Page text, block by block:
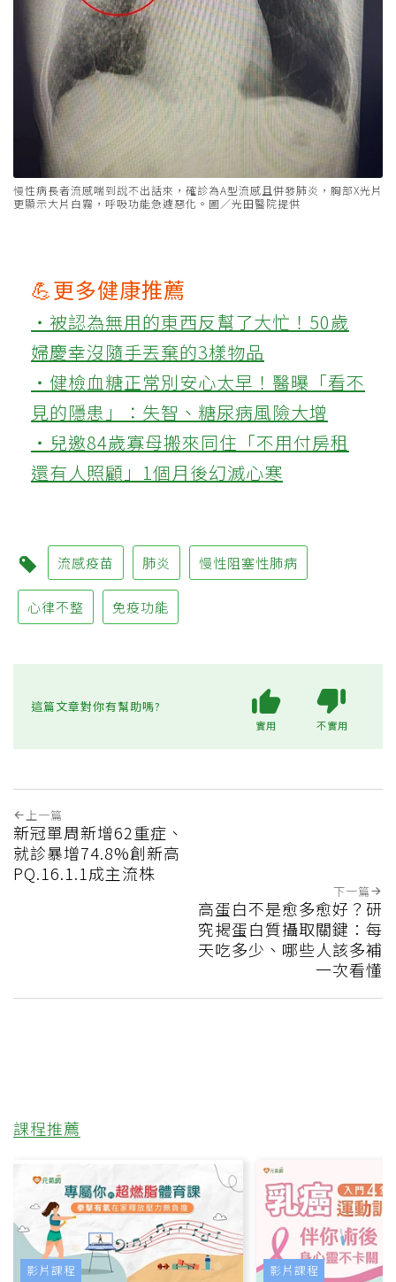
慢性病長者流感喘到說不出話來，確診為A型流感且併發肺炎，胸部X光片
更顯示大片白霧，呼吸功能急遽惡化。圖／光田醫院提供
💪更多健康推薦
‧被認為無用的東西反幫了大忙！50歲
婦慶幸沒隨手丟棄的3樣物品
‧健檢血糖正常別安心太早！醫曝「看不
見的隱患」：失智、糖尿病風險大增
‧兒邀84歲寡母搬來同住「不用付房租
還有人照顧」1個月後幻滅心寒
流感疫苗 肺炎 慢性阻塞性肺病
心律不整 免疫功能
這篇文章對你有幫助嗎?
實用 不實用
上一篇
新冠單周新增62重症、
就診暴增74.8%創新高
PQ.16.1.1成主流株
下一篇
高蛋白不是愈多愈好？研
究揭蛋白質攝取關鍵：每
天吃多少、哪些人該多補
一次看懂
課程推薦
影片課程 影片課程